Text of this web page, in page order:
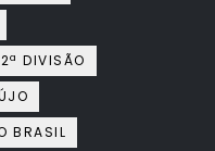
DIVISÃO
BRASIL